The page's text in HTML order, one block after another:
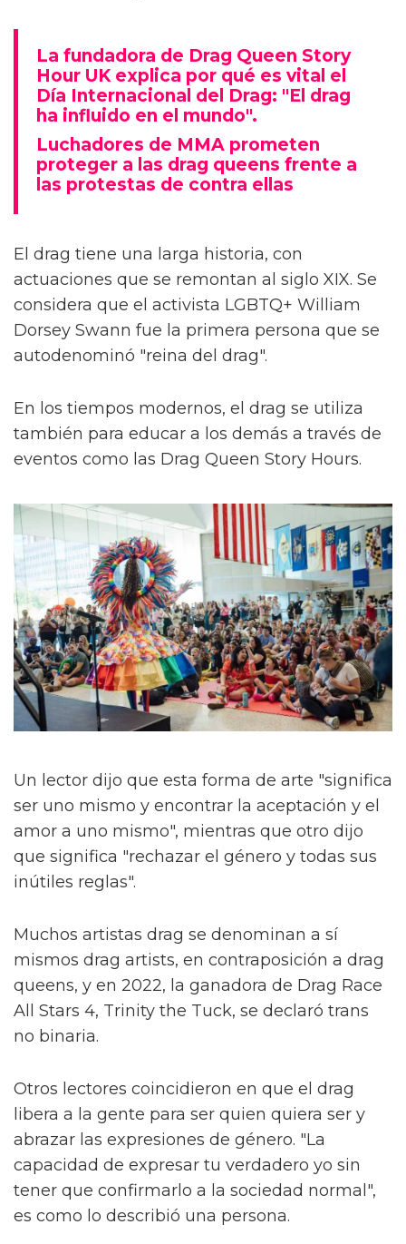
La fundadora de Drag Queen Story
Hour UK explica por qué es vital el
Día Internacional del Drag: "El drag
ha influido en el mundo".
Luchadores de MMA prometen
proteger a las drag queens frente a
las protestas de contra ellas
El drag tiene una larga historia, con
actuaciones que se remontan al siglo XIX. Se
considera que el activista LGBTQ+ William
Dorsey Swann fue la primera persona que se
autodenominó "reina del drag".
En los tiempos modernos, el drag se utiliza
también para educar a los demás a través de
eventos como las Drag Queen Story Hours.
Un lector dijo que esta forma de arte "significa
ser uno mismo y encontrar la aceptación y el
amor a uno mismo", mientras que otro dijo
que significa "rechazar el género y todas sus
inútiles reglas".
Muchos artistas drag se denominan a sí
mismos drag artists, en contraposición a drag
queens, y en 2022, la ganadora de Drag Race
All Stars 4, Trinity the Tuck, se declaró trans
no binaria.
Otros lectores coincidieron en que el drag
libera a la gente para ser quien quiera ser y
abrazar las expresiones de género. "La
capacidad de expresar tu verdadero yo sin
tener que confirmarlo a la sociedad normal",
es como lo describió una persona.